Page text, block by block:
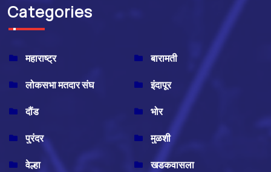
Categories
महाराष्ट्र
बारामती
लोकसभा मतदार संघ
इंदापूर
दौंड
भोर
पुरंदर
मुळशी
वेल्हा
खडकवासला